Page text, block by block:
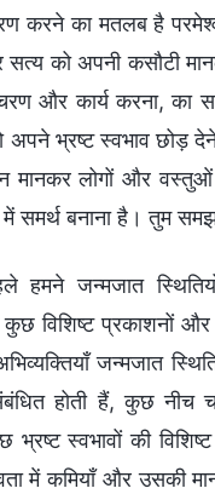
करने का मतलब है
सत्य को अपनी कसौटी
और कार्य करना, का
अपने भ्रष्ट स्वभाव छोड़
मानकर लोगों और
समर्थ बनाना है। तुम
हमने जन्मजात
विशिष्ट प्रकाशनों और
जन्मजात
होती हैं, कुछ नीच
स्वभावों की विशिष्ट
में कमियाँ और उसकी